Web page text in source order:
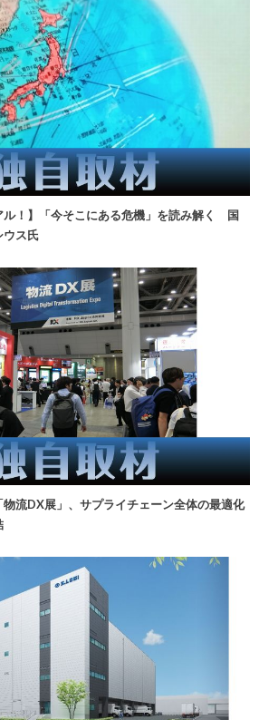
ル！】「今そこにある危機」を読み解く 国
ウス氏
物流DX展」、サプライチェーン全体の最適化